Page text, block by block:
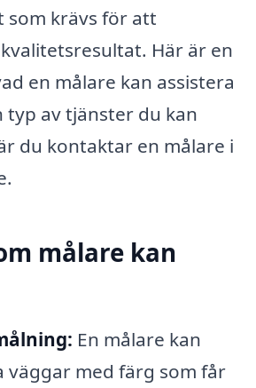
som krävs för att
Här är en
en målare kan assistera
typ av tjänster du kan
du kontaktar en målare i
målare kan
En målare kan
väggar med färg som får